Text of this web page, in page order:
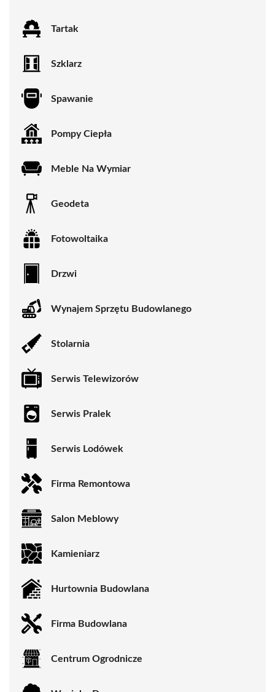
Tartak
Szklarz
Spawanie
Pompy Ciepła
Meble Na Wymiar
Geodeta
Fotowoltaika
Drzwi
Wynajem Sprzętu Budowlanego
Stolarnia
Serwis Telewizorów
Serwis Pralek
Serwis Lodówek
Firma Remontowa
Salon Meblowy
Kamieniarz
Hurtownia Budowlana
Firma Budowlana
Centrum Ogrodnicze